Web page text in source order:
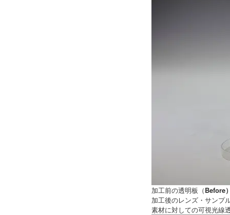
加工前の透明板（Before
加工後のレンズ・サンプ
素材に対しての可視光線